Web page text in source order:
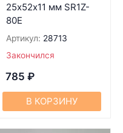
25х52х11 мм SR1Z-
80Е
Артикул: 28713
Закончился
785 ₽
В КОРЗИНУ